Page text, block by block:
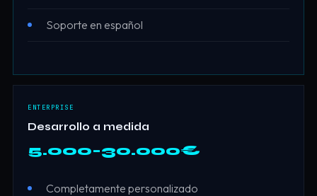
Soporte en español
ENTERPRISE
Desarrollo a medida
5.000-30.000€
Completamente personalizado